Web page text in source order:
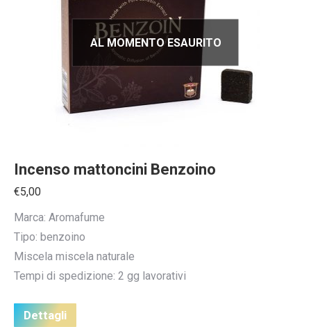
AL MOMENTO ESAURITO
Incenso mattoncini Benzoino
€5,00
Marca: Aromafume
Tipo: benzoino
Miscela miscela naturale
Tempi di spedizione: 2 gg lavorativi
Dettagli